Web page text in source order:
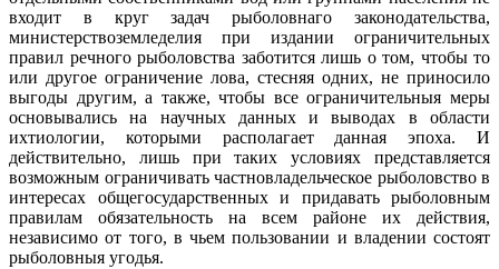
входит в круг задач рыболовнаго законодательства,
министерствоземледелия при издании ограничительных
правил речного рыболовства заботится лишь о том, чтобы то
или другое ограничение лова, стесняя одних, не приносило
выгоды другим, а также, чтобы все ограничительныя меры
основывались на научных данных и выводах в области
ихтиологии, которыми располагает данная эпоха. И
действительно, лишь при таких условиях представляется
возможным ограничивать частновладельческое рыболовство в
интересах общегосударственных и придавать рыболовным
правилам обязательность на всем районе их действия,
независимо от того, в чьем пользовании и владении состоят
рыболовныя угодья.